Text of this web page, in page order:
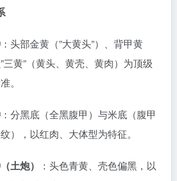
‌：头部金黄（”大黄头”）、背甲黄
三黄”（黄头、黄壳、黄肉）为顶级
。
‌：分黑底（全黑腹甲）与米底（腹甲
），以红肉、大体型为特征‌。
土炮）
‌：头色青黄、壳色偏黑，以